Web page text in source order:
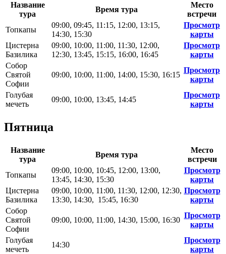
Название
тура
Время тура
Место
встречи
Топкапы
09:00, 09:45, 11:15, 12:00, 13:15,
14:30, 15:30
Просмотр
карты
Цистерна
Базилика
09:00, 10:00, 11:00, 11:30, 12:00,
12:30, 13:45, 15:15, 16:00, 16:45
Просмотр
карты
Собор
Святой
Софии
09:00, 10:00, 11:00, 14:00, 15:30, 16:15
Просмотр
карты
Голубая
мечеть
09:00, 10:00, 13:45, 14:45
Просмотр
карты
Пятница
Название
тура
Время тура
Место
встречи
Топкапы
09:00, 10:00, 10:45, 12:00, 13:00,
13:45, 14:30, 15:30
Просмотр
карты
Цистерна
Базилика
09:00, 10:00, 11:00, 11:30, 12:00, 12:30,
13:30, 14:30, 15:45, 16:30
Просмотр
карты
Собор
Святой
Софии
09:00, 10:00, 11:00, 14:30, 15:00, 16:30
Просмотр
карты
Голубая
мечеть
14:30
Просмотр
карты